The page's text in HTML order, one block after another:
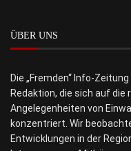
ÜBER UNS
Die „Fremden“ Info-
Redaktion, die sich auf
Angelegenheiten von
konzentriert. Wir
Entwicklungen in der